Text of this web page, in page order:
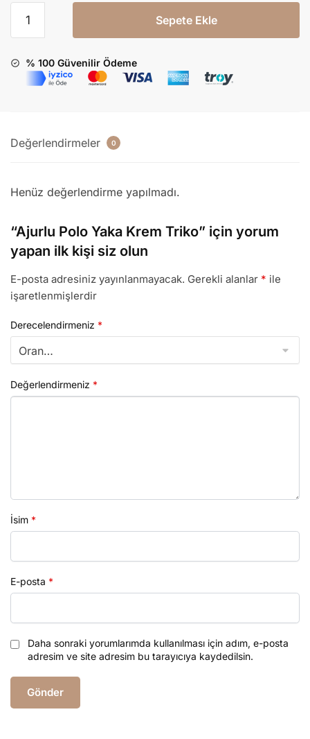
Sepete Ekle
% 100 Güvenilir Ödeme
Değerlendirmeler 0
Henüz değerlendirme yapılmadı.
“Ajurlu Polo Yaka Krem Triko” için yorum
yapan ilk kişi siz olun
E-posta adresiniz yayınlanmayacak. Gerekli alanlar * ile
işaretlenmişlerdir
Derecelendirmeniz *
Değerlendirmeniz *
İsim *
E-posta *
Daha sonraki yorumlarımda kullanılması için adım, e-posta
adresim ve site adresim bu tarayıcıya kaydedilsin.